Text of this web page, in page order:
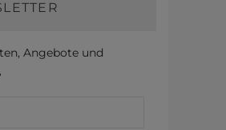
Angebote und